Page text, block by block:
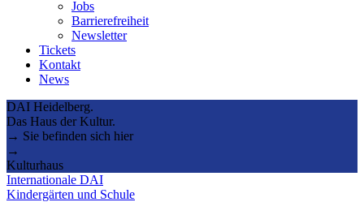
Jobs
Barrierefreiheit
Newsletter
Tickets
Kontakt
News
DAI Heidelberg.
Das Haus der Kultur.
→ Sie befinden sich hier
→
Kulturhaus
Internationale DAI
Kindergärten und Schule